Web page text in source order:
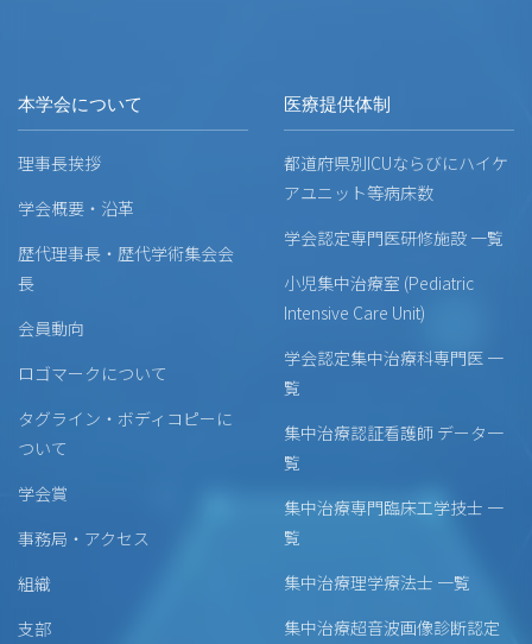
本学会について
理事長挨拶
学会概要・沿革
歴代理事長・歴代学術集会会
長
会員動向
ロゴマークについて
タグライン・ボディコピーに
ついて
学会賞
事務局・アクセス
組織
支部
医療提供体制
都道府県別ICUならびにハイケ
アユニット等病床数
学会認定専門医研修施設 一覧
小児集中治療室 (Pediatric
Intensive Care Unit)
学会認定集中治療科専門医 一
覧
集中治療認証看護師 データ一
覧
集中治療専門臨床工学技士 一
覧
集中治療理学療法士 一覧
集中治療超音波画像診断認定